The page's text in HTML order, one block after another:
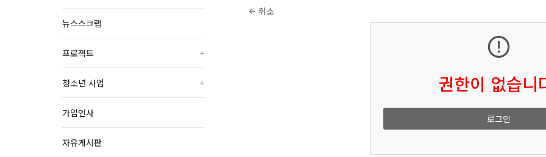
뉴스스크랩
프로젝트 +
청소년 사업 +
가입인사
자유게시판
취소
권한이 없습니
로그인